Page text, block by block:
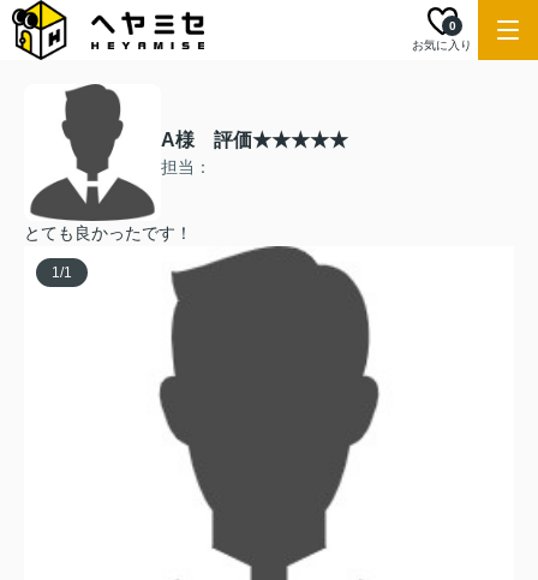
お気に入り
0
A様 評価★★★★★
担当：
とても良かったです！
1/1